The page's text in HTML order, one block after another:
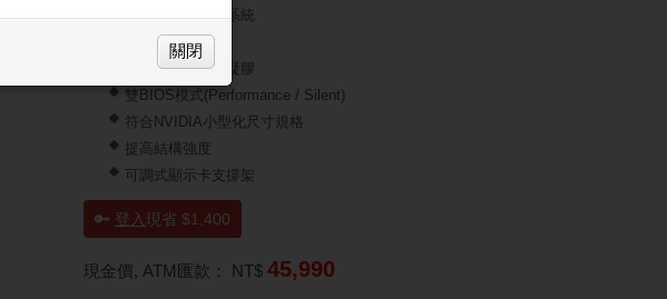
技嘉風之力散熱系統
Hawk 風扇
伺服器等級導熱凝膠
雙BIOS模式(Performance / Silent)
符合NVIDIA小型化尺寸規格
提高結構強度
可調式顯示卡支撐架
🔑 登入 現省 $1,400
現金價, ATM匯款： NT$ 45,990
關閉